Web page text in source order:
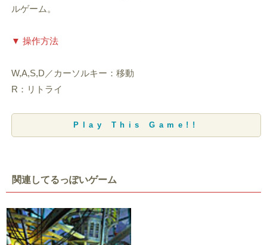
ルゲーム。
▼ 操作方法
W,A,S,D／カーソルキー：移動
R：リトライ
Play This Game!!
関連してるっぽいゲーム